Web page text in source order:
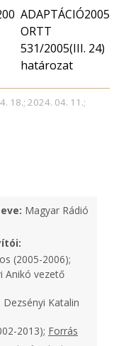
ADAPTÁCIÓ2005
ORTT
531/2005(III. 24)
határozat
18.; 2024. 04. 11.;
Magyar Rádió
(2005-2006);
Anikó vezető
Dezsényi Katalin
2013); Forrás